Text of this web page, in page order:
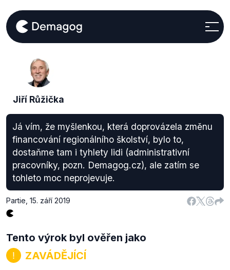
Jiří Růžička
Já vím, že myšlenkou, která doprovázela změnu
financování regionálního školství, bylo to,
dostaňme tam i tyhlety lidi (administrativní
pracovníky, pozn. Demagog.cz), ale zatím se
tohleto moc neprojevuje.
Partie 15. září 2019
Tento výrok byl ověřen jako
ZAVÁDĚJÍCÍ